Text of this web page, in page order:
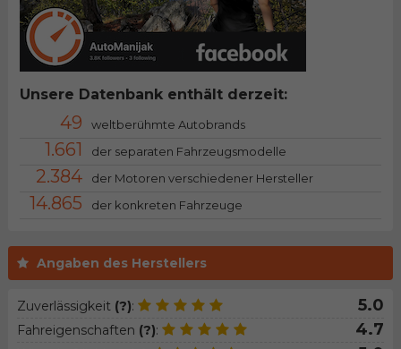
Angaben des Herstellers
Zuverlässigkeit (?): 5.0
Fahreigenschaften (?): 4.7
Unsere Datenbank enthält derzeit:
49 weltberühmte Autobrands
1.661 der separaten Fahrzeugsmodelle
2.384 der Motoren verschiedener Hersteller
14.865 der konkreten Fahrzeuge